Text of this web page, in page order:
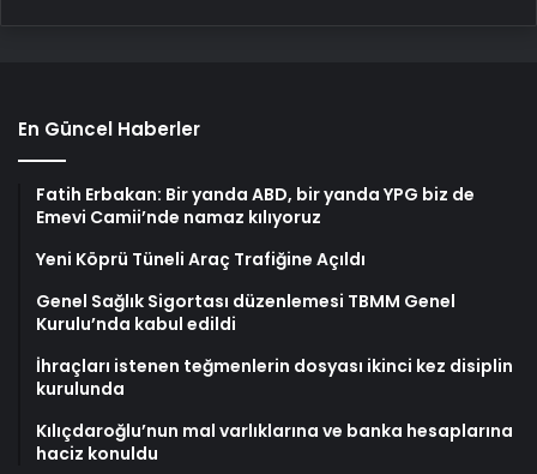
En Güncel Haberler
Fatih Erbakan: Bir yanda ABD, bir yanda YPG biz de
Emevi Camii’nde namaz kılıyoruz
Yeni Köprü Tüneli Araç Trafiğine Açıldı
Genel Sağlık Sigortası düzenlemesi TBMM Genel
Kurulu’nda kabul edildi
İhraçları istenen teğmenlerin dosyası ikinci kez disiplin
kurulunda
Kılıçdaroğlu’nun mal varlıklarına ve banka hesaplarına
haciz konuldu